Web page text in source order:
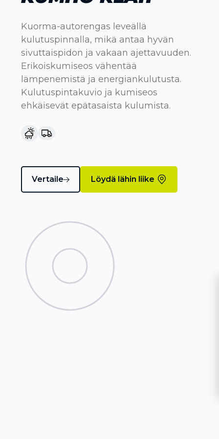
Kuorma-autorengas leveällä
kulutuspinnalla, mikä antaa hyvän
sivuttaispidon ja vakaan ajettavuuden.
Erikoiskumiseos vähentää
lämpenemistä ja energiankulutusta.
Kulutuspintakuvio ja kumiseos
ehkäisevät epätasaista kulumista.
Vertaile Löydä lähin liike